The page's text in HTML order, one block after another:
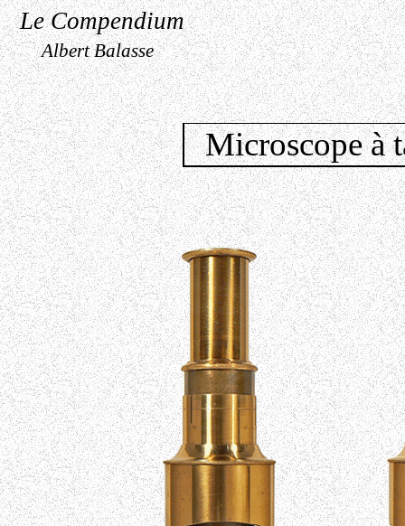
Le Compendium
Albert Balasse
Microscope à